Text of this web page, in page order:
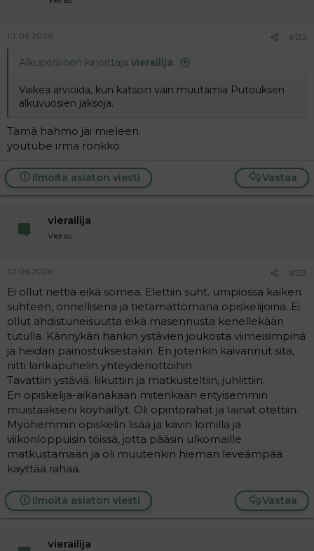
10.06.2026 #132
Alkuperäinen kirjoittaja vierailija:
Vaikea arvioida, kun katsoin vain muutamia Putouksen
alkuvuosien jaksoja.
Tämä hahmo jäi mieleen.
youtube irma rönkkö
Vastaa
Ilmoita asiaton viesti
vierailija
Vieras
10.06.2026 #133
Ei ollut nettiä eikä somea. Elettiin suht. umpiossa kaiken
suhteen, onnellisena ja tietämättömänä opiskelijoina. Ei
ollut ahdistuneisuutta eikä masennusta kenellekään
tutulla. Kännykän hankin ystävien joukosta viimeisimpinä
ja heidän painostuksestakin. En jotenkin kaivannut sitä,
riitti lankapuhelin yhteydenottoihin.
Tavattiin ystäviä, liikuttiin ja matkusteltiin, juhlittiin.
En opiskelija-aikanakaan mitenkään erityisemmin
muistaakseni köyhäillyt. Oli opintorahat ja lainat otettiin.
Myöhemmin opiskelin lisää ja kävin lomilla ja
viikonloppuisin töissä, jotta pääsin ulkomaille
matkustamaan ja oli muutenkin hieman leveämpää
käyttää rahaa.
Vastaa
Ilmoita asiaton viesti
vierailija